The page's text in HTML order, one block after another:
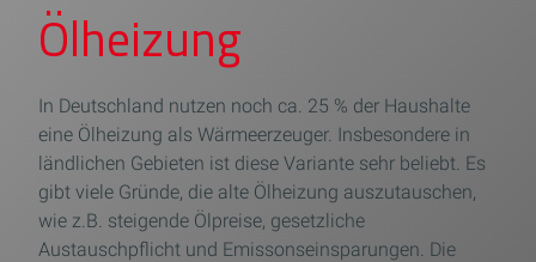
Ölheizung
In Deutschland nutzen noch ca. 25 % der Haushalte
eine Ölheizung als Wärmeerzeuger. Insbesondere in
ländlichen Gebieten ist diese Variante sehr beliebt. Es
gibt viele Gründe, die alte Ölheizung auszutauschen,
wie z.B. steigende Ölpreise, gesetzliche
Austauschpflicht und Emissonseinsparungen. Die